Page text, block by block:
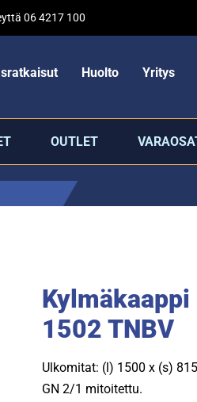
06 4217 100
Huolto Yritys
OUTLET
Kylmäkaappi
1502 TNBV
Ulkomitat: (l) 1500 x (s)
GN 2/1 mitoitettu.